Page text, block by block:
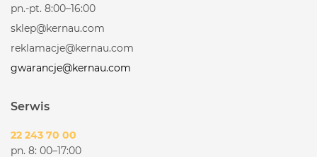
pn.-pt. 8:00–16:00
sklep@kernau.com
reklamacje@kernau.com
gwarancje@kernau.com
Serwis
22 243 70 00
pn. 8: 00–17:00